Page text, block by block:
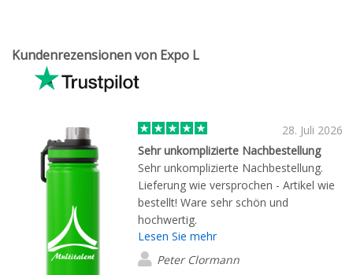
Kundenrezensionen von Expo L
28. Juli 2026
Sehr unkomplizierte Nachbestellung
Sehr unkomplizierte Nachbestellung.
Lieferung wie versprochen - Artikel wie
bestellt! Ware sehr schön und
hochwertig.
Lesen Sie mehr
Peter Clormann